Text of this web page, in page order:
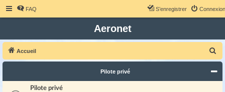
FAQ Connexion
S’enregistrer
Aeronet
Accueil
e
Pilote privé
Pilote privé